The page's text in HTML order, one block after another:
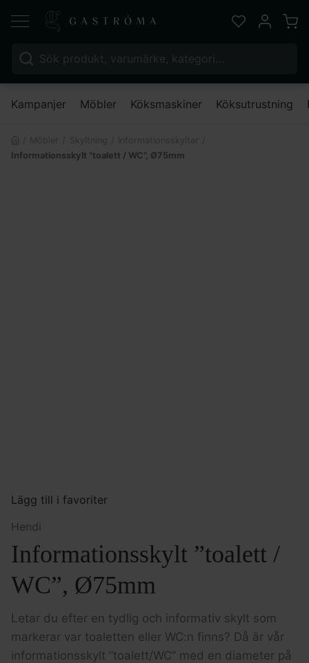
Sök efter:
Favoriter
Mitt
Kampanjer Möbler Köksmaskiner Köksutrustning
Informationsskylt ”toalett / WC”, Ø75mm
Lägg till i favoriter
Hendi
Informationsskylt ”toalett /
WC”, Ø75mm
Letar du efter en tydlig och informativ skylt som
markerar var toaletten eller WC:n finns? Då är vår
informationsskylt ”toalett/WC” med en diameter på